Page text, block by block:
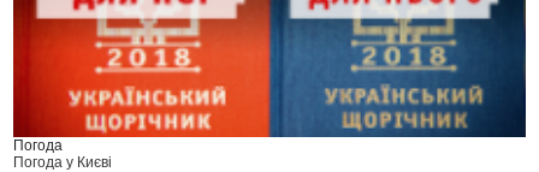
Погода
Погода у Києві